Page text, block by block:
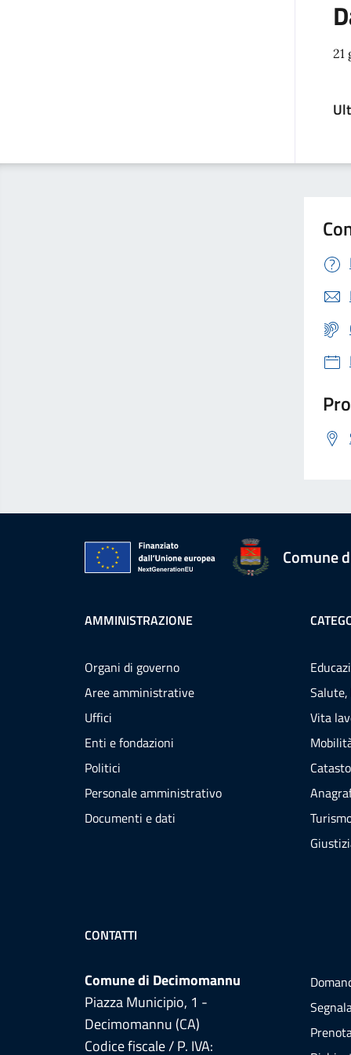
21
Comune
AMMINISTRAZIONE
Organi di governo
Aree amministrative
Uffici
Enti e fondazioni
Politici
Personale amministrativo
Documenti e dati
Salute,
Vita
CONTATTI
Comune di Decimomannu
Piazza Municipio, 1 -
Decimomannu (CA)
Codice fiscale / P. IVA: